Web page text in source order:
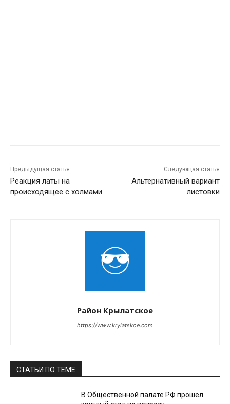
Предыдущая статья
Реакция латы на
происходящее с холмами.
Следующая статья
Альтернативный вариант
листовки
Район Крылатское
https://www.krylatskoe.com
СТАТЬИ ПО ТЕМЕ
В Общественной палате РФ прошел